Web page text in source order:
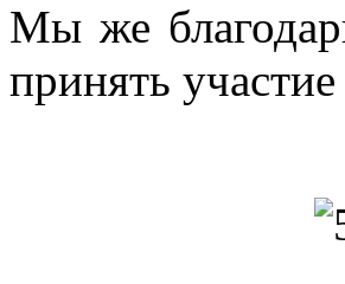
Мы же
принять